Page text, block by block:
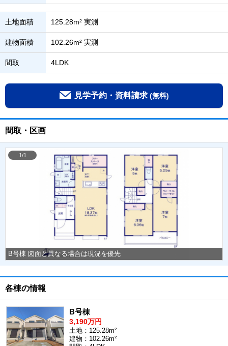
土地面積 125.28m² 実測
建物面積 102.26m² 実測
間取 4LDK
見学予約・資料請求 (無料)
間取・区画
B号棟 図面と異なる場合は現況を優先
1/1
各棟の情報
B号棟
3,190万円
土地：125.28m²
建物：102.26m²